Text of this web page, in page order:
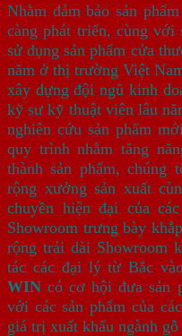
Nhằm đảm bảo sản
càng phát triển, cùng với
sử dụng sản phẩm cửa
năm ở thị trường Việt
xây dựng đội ngũ kinh
kỹ sư kỹ thuật viên lâu
nghiên cứu sản phẩm
quy trình nhằm tăng
thành sản phẩm, chúng
rộng xưởng sản xuất
chuyền hiện đại của
Showroom trưng bày
rộng trải dài Showroom
tác các đại lý từ Bắc
WIN có cơ hội đưa sản
với các sản phẩm của
giá trị xuất khẩu ngành